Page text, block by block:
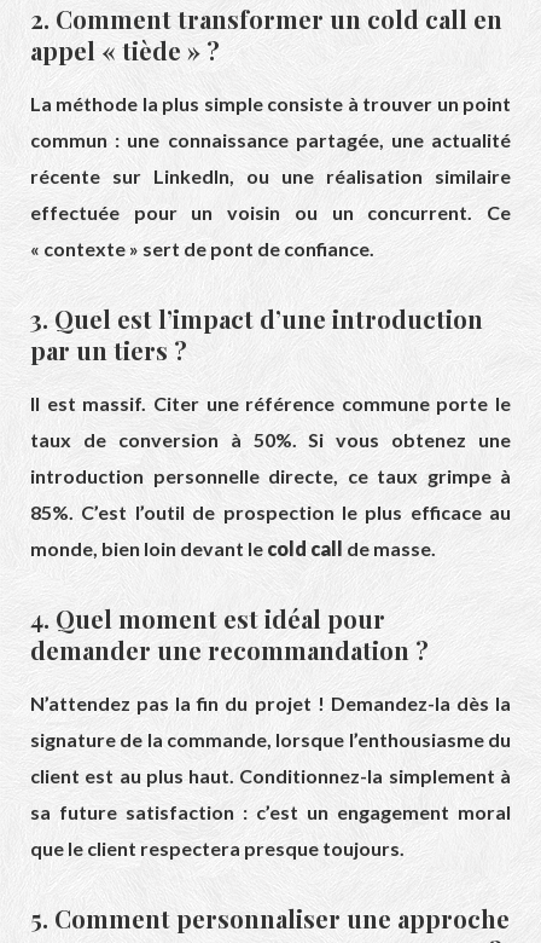
2. Comment transformer un cold call en
appel « tiède » ?
La méthode la plus simple consiste à trouver un point
commun : une connaissance partagée, une actualité
récente sur LinkedIn, ou une réalisation similaire
effectuée pour un voisin ou un concurrent. Ce
« contexte » sert de pont de confiance.
3. Quel est l’impact d’une introduction
par un tiers ?
Il est massif. Citer une référence commune porte le
taux de conversion à 50%. Si vous obtenez une
introduction personnelle directe, ce taux grimpe à
85%. C’est l’outil de prospection le plus efficace au
monde, bien loin devant le cold call de masse.
4. Quel moment est idéal pour
demander une recommandation ?
N’attendez pas la fin du projet ! Demandez-la dès la
signature de la commande, lorsque l’enthousiasme du
client est au plus haut. Conditionnez-la simplement à
sa future satisfaction : c’est un engagement moral
que le client respectera presque toujours.
5. Comment personnaliser une approche